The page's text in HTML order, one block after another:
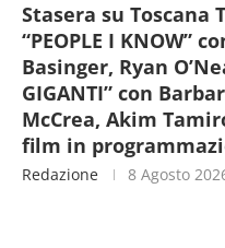
Stasera su Toscana
“PEOPLE I KNOW”
Basinger, Ryan
GIGANTI” con
McCrea, Akim
film in
Redazione 8 Agosto